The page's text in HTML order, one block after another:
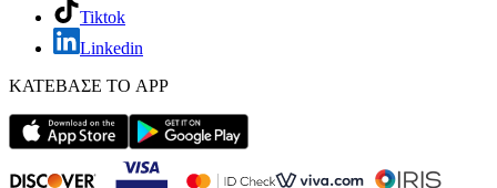
Tiktok
Linkedin
ΚΑΤΕΒΑΣΕ ΤΟ APP